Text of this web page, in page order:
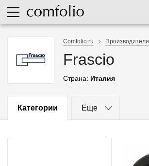
Comfolio.ru Производители
Frascio
Страна: Италия
Категории Еще